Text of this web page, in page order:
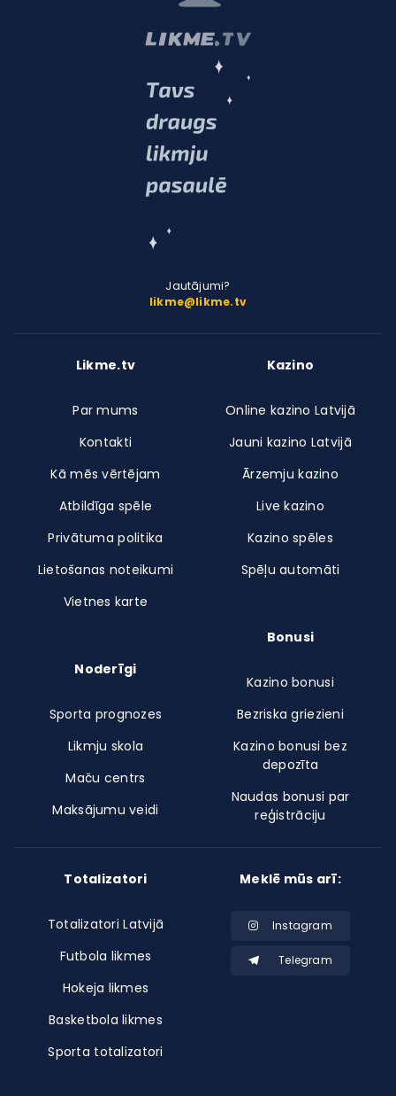
Jautājumi?
likme@likme.tv
Likme.tv
Par mums
Kontakti
Kā mēs vērtējam
Atbildīga spēle
Privātuma politika
Lietošanas noteikumi
Vietnes karte
Noderīgi
Sporta prognozes
Likmju skola
Maču centrs
Maksājumu veidi
Kazino
Online kazino Latvijā
Jauni kazino Latvijā
Ārzemju kazino
Live kazino
Kazino spēles
Spēļu automāti
Bonusi
Kazino bonusi
Bezriska griezieni
Kazino bonusi bez
depozīta
Naudas bonusi par
reģistrāciju
Totalizatori
Totalizatori Latvijā
Futbola likmes
Hokeja likmes
Basketbola likmes
Sporta totalizatori
Meklē mūs arī:
Instagram
Telegram